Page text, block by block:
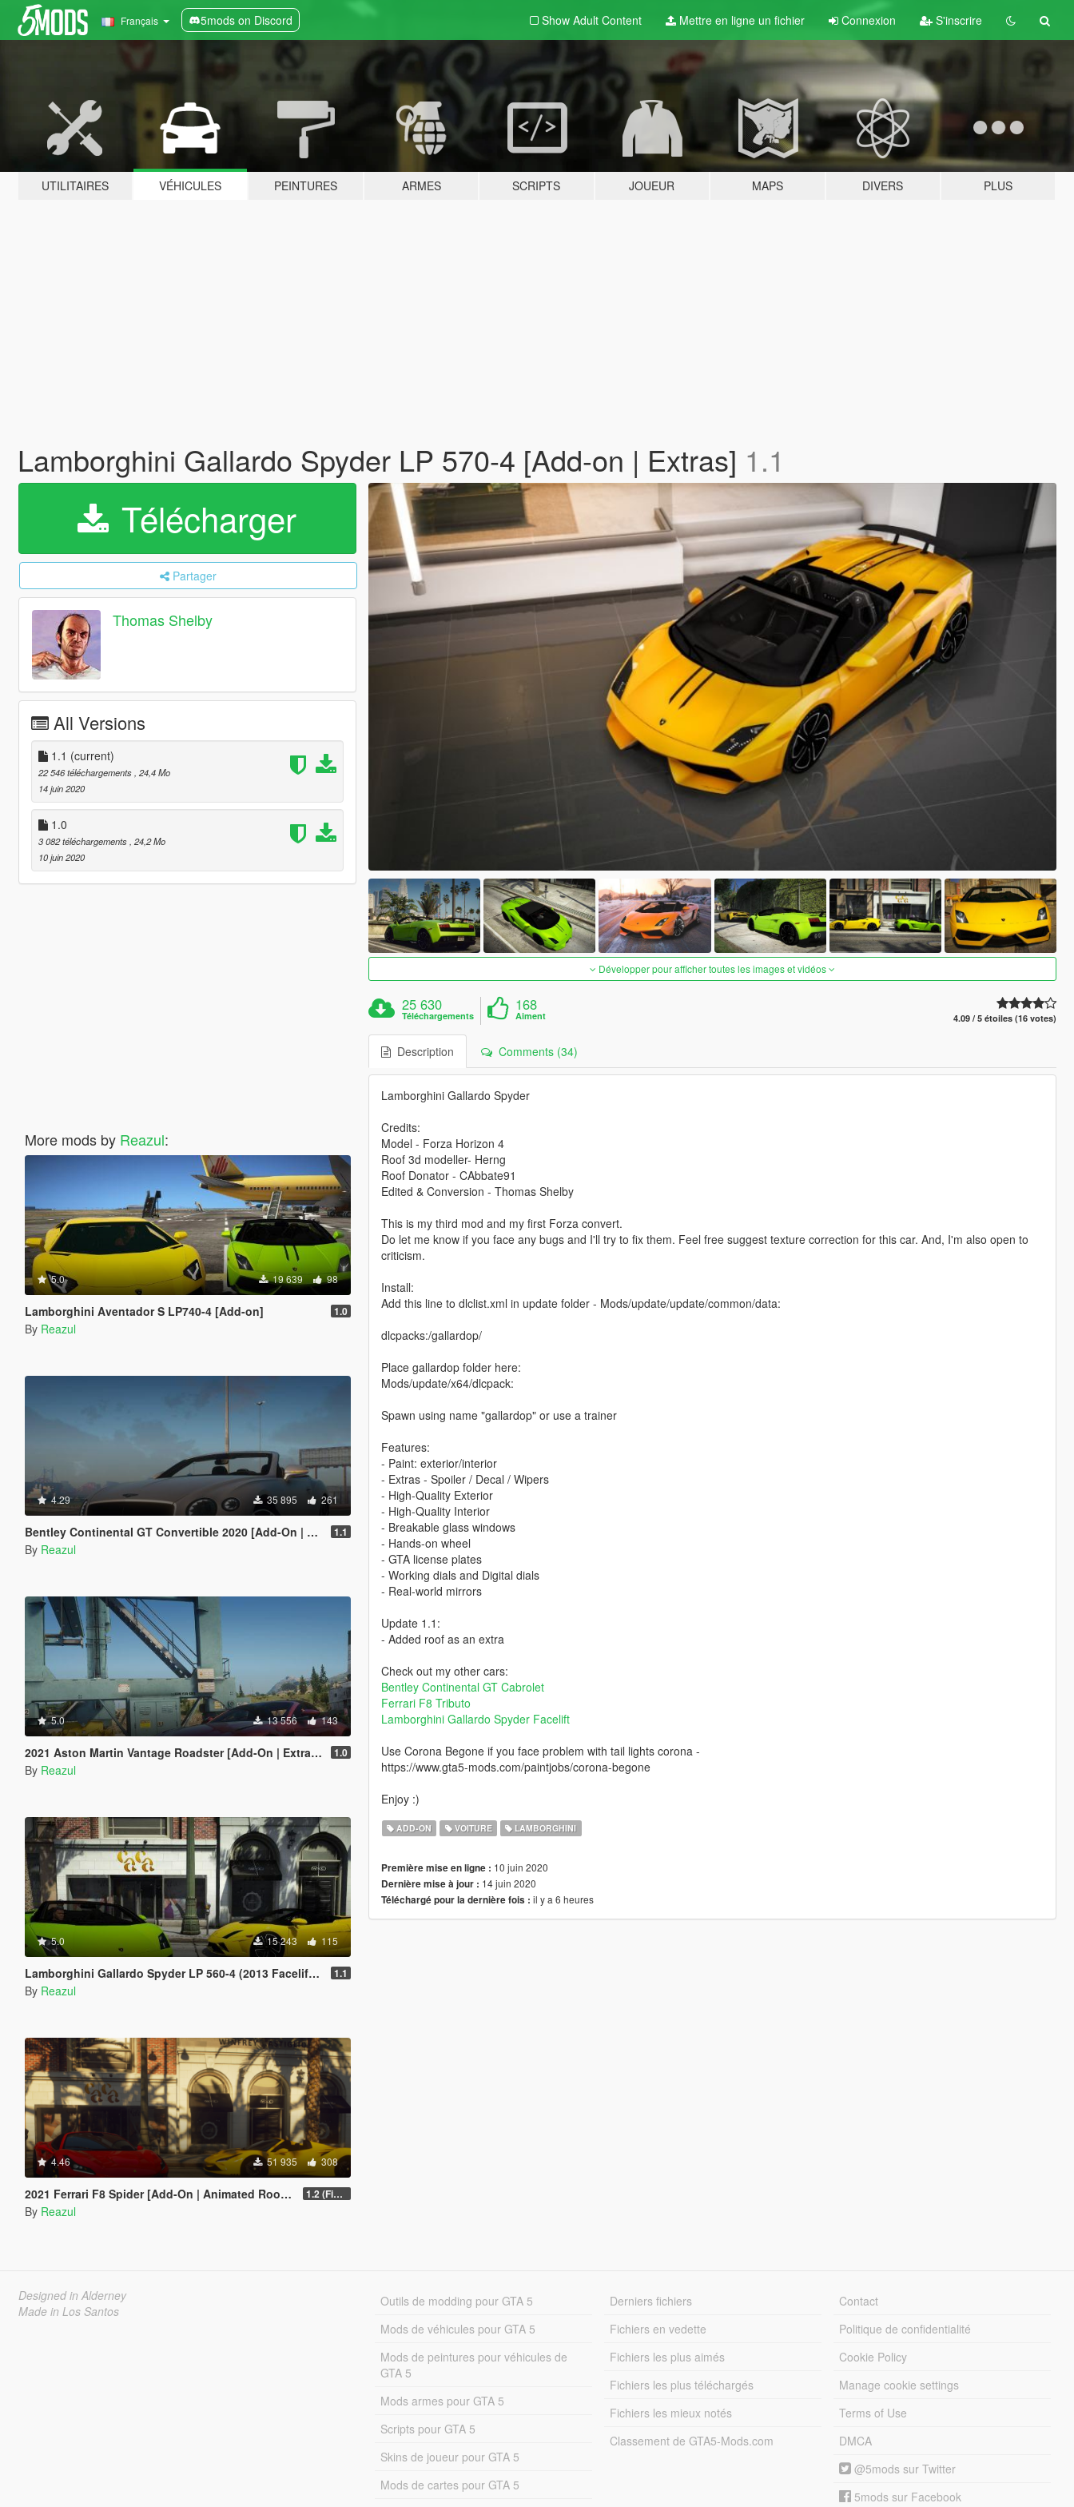
Français 5mods on Discord Show Adult Content Mettre en ligne un fichier Connexion S'inscrire
UTILITAIRES VÉHICULES PEINTURES ARMES SCRIPTS JOUEUR MAPS DIVERS PLUS
Lamborghini Gallardo Spyder LP 570-4 [Add-on | Extras] 1.1
Télécharger
Partager
Thomas Shelby
All Versions
1.1 (current)
22 546 téléchargements , 24,4 Mo
14 juin 2020
1.0
3 082 téléchargements , 24,2 Mo
10 juin 2020
More mods by Reazul:
5.0 19 639 98
Lamborghini Aventador S LP740-4 [Add-on] 1.0
By Reazul
4.29 35 895 261
Bentley Continental GT Convertible 2020 [Add-On | Extras] 1.1
By Reazul
5.0 13 556 143
2021 Aston Martin Vantage Roadster [Add-On | Extra Roof] 1.0
By Reazul
5.0 15 243 115
Lamborghini Gallardo Spyder LP 560-4 (2013 Facelift) [Add-On | Extras] 1.1
By Reazul
4.46 51 935 308
2021 Ferrari F8 Spider [Add-On | Animated Roof | Extra Roof] 1.2 (Final)
By Reazul
Développer pour afficher toutes les images et vidéos
25 630
Téléchargements
168
Aiment 4.09 / 5 étoiles (16 votes)
Description Comments (34)
Lamborghini Gallardo Spyder
Credits:
Model - Forza Horizon 4
Roof 3d modeller- Herng
Roof Donator - CAbbate91
Edited & Conversion - Thomas Shelby
This is my third mod and my first Forza convert.
Do let me know if you face any bugs and I'll try to fix them. Feel free suggest texture correction for this car. And, I'm also open to
criticism.
Install:
Add this line to dlclist.xml in update folder - Mods/update/update/common/data:
dlcpacks:/gallardop/
Place gallardop folder here:
Mods/update/x64/dlcpack:
Spawn using name "gallardop" or use a trainer
Features:
- Paint: exterior/interior
- Extras - Spoiler / Decal / Wipers
- High-Quality Exterior
- High-Quality Interior
- Breakable glass windows
- Hands-on wheel
- GTA license plates
- Working dials and Digital dials
- Real-world mirrors
Update 1.1:
- Added roof as an extra
Check out my other cars:
Bentley Continental GT Cabrolet
Ferrari F8 Tributo
Lamborghini Gallardo Spyder Facelift
Use Corona Begone if you face problem with tail lights corona -
https://www.gta5-mods.com/paintjobs/corona-begone
Enjoy :)
ADD-ON VOITURE LAMBORGHINI
Première mise en ligne : 10 juin 2020
Dernière mise à jour : 14 juin 2020
Téléchargé pour la dernière fois : il y a 6 heures
Designed in Alderney
Made in Los Santos
Outils de modding pour GTA 5
Mods de véhicules pour GTA 5
Mods de peintures pour véhicules de
GTA 5
Mods armes pour GTA 5
Scripts pour GTA 5
Skins de joueur pour GTA 5
Mods de cartes pour GTA 5
Derniers fichiers
Fichiers en vedette
Fichiers les plus aimés
Fichiers les plus téléchargés
Fichiers les mieux notés
Classement de GTA5-Mods.com
Contact
Politique de confidentialité
Cookie Policy
Manage cookie settings
Terms of Use
DMCA
@5mods sur Twitter
5mods sur Facebook